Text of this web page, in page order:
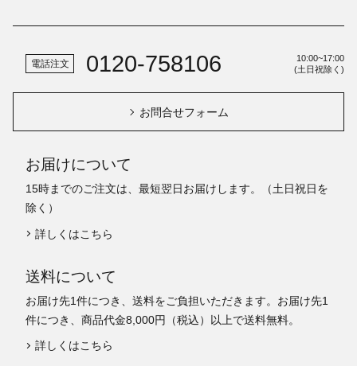
電話注文 0120-758106
10:00~17:00
(土日祝除く)
お問合せフォーム
お届けについて
15時までのご注文は、最短翌日お届けします。（土日祝日を
除く）
詳しくはこちら
送料について
お届け先1件につき、送料をご負担いただきます。お届け先1
件につき、商品代金8,000円（税込）以上で送料無料。
詳しくはこちら